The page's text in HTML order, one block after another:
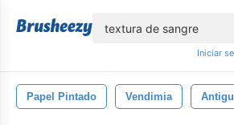
Iniciar
Papel Pintado Vendimia